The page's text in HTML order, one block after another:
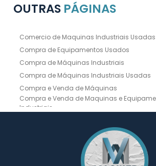
OUTRAS PÁGINAS
Comercio de Maquinas Industriais Usadas
Compra de Equipamentos Usados
Compra de Máquinas Industriais
Compra de Máquinas Industriais Usadas
Compra e Venda de Máquinas
Compra e Venda de Maquinas e
Industriais
Compra e Venda de Máquinas Operatrizes
Dobradeira CNC
Dobradeira de Chapa Hidráulica Usada